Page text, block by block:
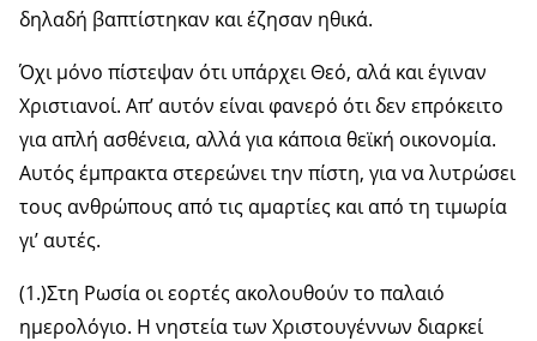
δηλαδή βαπτίστηκαν και έζησαν ηθικά.
Όχι μόνο πίστεψαν ότι υπάρχει Θεό, αλά και έγιναν
Χριστιανοί. Απ’ αυτόν είναι φανερό ότι δεν επρόκειτο
για απλή ασθένεια, αλλά για κάποια θεϊκή οικονομία.
Αυτός έμπρακτα στερεώνει την πίστη, για να λυτρώσει
τους ανθρώπους από τις αμαρτίες και από τη τιμωρία
γι’ αυτές.
(1.)Στη Ρωσία οι εορτές ακολουθούν το παλαιό
ημερολόγιο. Η νηστεία των Χριστουγέννων διαρκεί